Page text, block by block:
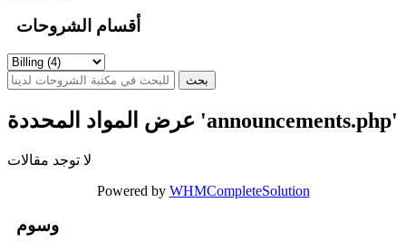
أقسام الشروحات
عرض المواد المحددة 'announcements.php'
لا توجد مقالات
Powered by WHMCompleteSolution
وسوم